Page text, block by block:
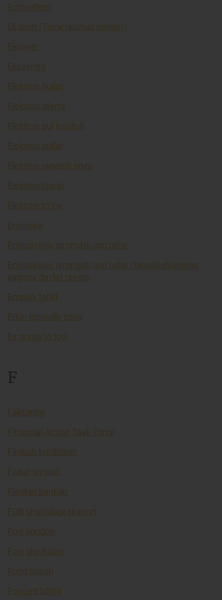
Ecosystem
Eksport (Tovar/xizmat (ishlar))
Ekvayer
Ekvayring
Elektron hujjat
Elektron oferta
Elektron pul instituti
Elektron pullar
Elektron raqamli imzo
Elektron tijorat
Elektron to’lov
Emissiya
Emissiyaviy qimmatli qog’ozlar
Emissiyaviy qimmatli qog’ozlar chiqarilishlarining
yagona davlat reestri
Empirik tahlil
Erkin iqtisodiy zona
Ex gratia toʻlovi
F
Faktoring
Financial Action Task Force
Fintech kreditlash
Fiskal siyosat
Flanker banklar
FOB shartidagi eksport
Foiz koridori
Foiz stavkalari
Fond bozori
Forvard bitimi